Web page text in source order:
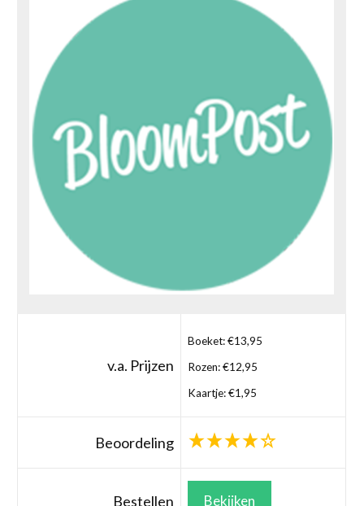
v.a. Prijzen
Boeket: €13,95
Rozen: €12,95
Kaartje: €1,95
Beoordeling
Bestellen Bekijken